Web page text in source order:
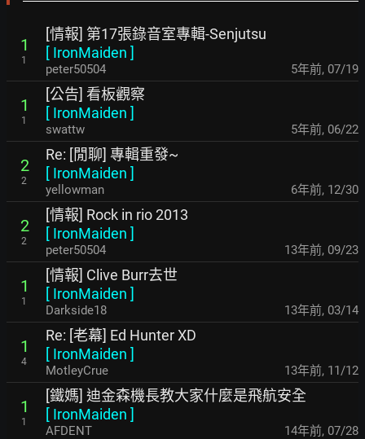
1
1
[情報] 第17張錄音室專輯-Senjutsu
[ IronMaiden ]
peter50504 5年前, 07/19
1
1
[公告] 看板觀察
[ IronMaiden ]
swattw 5年前, 06/22
2
2
Re: [閒聊] 專輯重發~
[ IronMaiden ]
yellowman 6年前, 12/30
2
2
[情報] Rock in rio 2013
[ IronMaiden ]
peter50504 13年前, 09/23
1
1
[情報] Clive Burr去世
[ IronMaiden ]
Darkside18 13年前, 03/14
1
4
Re: [老幕] Ed Hunter XD
[ IronMaiden ]
MotleyCrue 13年前, 11/12
1
1
[鐵媽] 迪金森機長教大家什麼是飛航安全
[ IronMaiden ]
AFDENT 14年前, 07/28